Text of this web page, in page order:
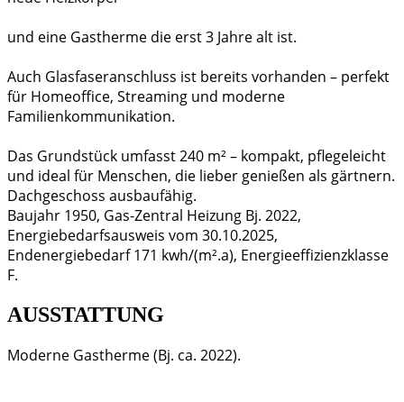
und eine Gastherme die erst 3 Jahre alt ist.
Auch Glasfaseranschluss ist bereits vorhanden – perfekt
für Homeoffice, Streaming und moderne
Familienkommunikation.
Das Grundstück umfasst 240 m² – kompakt, pflegeleicht
und ideal für Menschen, die lieber genießen als gärtnern.
Dachgeschoss ausbaufähig.
Baujahr 1950, Gas-Zentral Heizung Bj. 2022,
Energiebedarfsausweis vom 30.10.2025,
Endenergiebedarf 171 kwh/(m².a), Energieeffizienzklasse
F.
AUSSTATTUNG
Moderne Gastherme (Bj. ca. 2022).